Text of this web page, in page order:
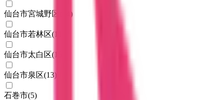
仙台市宮城野区 )
仙台市若林区(11
仙台市太白区(15
仙台市泉区(13)
石巻市(5)